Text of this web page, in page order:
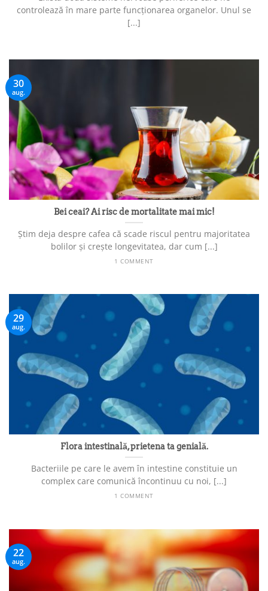
controlează în mare parte funcționarea organelor. Unul se
[...]
Bei ceai? Ai risc de mortalitate mai mic!
Știm deja despre cafea că scade riscul pentru majoritatea
bolilor și crește longevitatea, dar cum [...]
1 COMMENT
30
aug.
Flora intestinală, prietena ta genială.
Bacteriile pe care le avem în intestine constituie un
complex care comunică încontinuu cu noi, [...]
1 COMMENT
29
aug.
22
aug.